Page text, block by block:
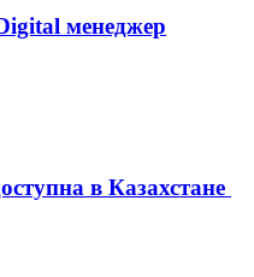
менеджер
в Казахстане